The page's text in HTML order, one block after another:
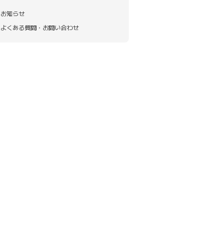
お知らせ
よくある質問・お問い合わせ